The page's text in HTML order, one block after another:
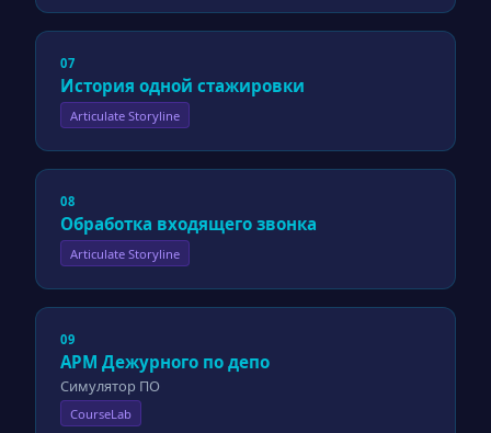
07
История одной стажировки
Articulate Storyline
08
Обработка входящего звонка
Articulate Storyline
09
АРМ Дежурного по депо
Симулятор ПО
CourseLab